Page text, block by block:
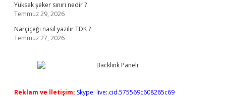
Yüksek şeker sınırı nedir ?
Temmuz 29, 2026
Narçiçeği nasıl yazılır TDK ?
Temmuz 27, 2026
Reklam ve İletişim: Skype: live:.cid.575569c608265c69